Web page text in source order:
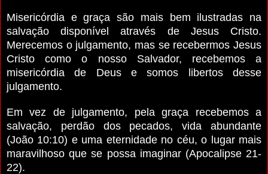
Misericórdia e graça são mais bem ilustradas na
salvação disponível através de Jesus Cristo.
Merecemos o julgamento, mas se recebermos Jesus
Cristo como o nosso Salvador, recebemos a
misericórdia de Deus e somos libertos desse
julgamento.
Em vez de julgamento, pela graça recebemos a
salvação, perdão dos pecados, vida abundante
(João 10:10) e uma eternidade no céu, o lugar mais
maravilhoso que se possa imaginar (Apocalipse 21-
22).